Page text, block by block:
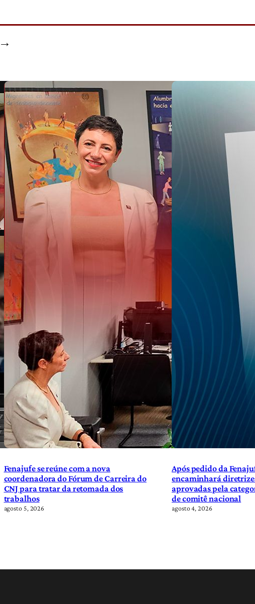
→
Fenajufe se reúne com a nova
coordenadora do Fórum de Carreira do
CNJ para tratar da retomada dos
trabalhos
agosto 5, 2026
Após pedido da
encaminhará
aprovadas pela
de comitê nacional
agosto 4, 2026